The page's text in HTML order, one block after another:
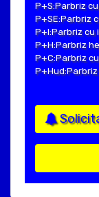
P+S:Parbriz
P+SE:Parbriz
P+I:Parbriz cu
P+H:Parbriz
P+C:Parbriz